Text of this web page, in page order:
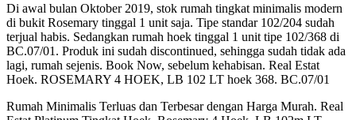
Di awal bulan Oktober 2019, stok rumah tingkat minimalis modern
di bukit Rosemary tinggal 1 unit saja. Tipe standar 102/204 sudah
terjual habis. Sedangkan rumah hoek tinggal 1 unit tipe 102/368 di
BC.07/01. Produk ini sudah discontinued, sehingga sudah tidak ada
lagi, rumah sejenis. Book Now, sebelum kehabisan. Real Estat
Hoek. ROSEMARY 4 HOEK, LB 102 LT hoek 368. BC.07/01
Rumah Minimalis Terluas dan Terbesar dengan Harga Murah. Real